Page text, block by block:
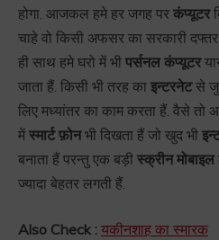
होगा. आजकल हमे हर जगह पर कंप्यूटर
चाहे वो किसी अफसर का सरकारी
ही साथ हमे घरो में भी पर्सनल कंप्यूटर
जाता हैं. किसी भी तरह का इन्टरनेटसे
लिए मध्यांतर का काम करता हैं. वैसे
में स्मार्ट फ़ोनभी दिखता हैं जो खुद भी
बनाता हैं परन्तु एक बड़ी स्क्रीन मोबाइल
ज्यादा बेहतर लगती हैं.
Also Check : यकीनशाह का स्मारक